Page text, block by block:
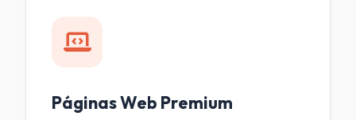
Páginas Web Premium